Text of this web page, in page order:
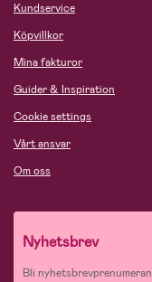
Kundservice
Köpvillkor
Mina fakturor
Guider & Inspiration
Cookie settings
Vårt ansvar
Om oss
Nyhetsbrev
Bli